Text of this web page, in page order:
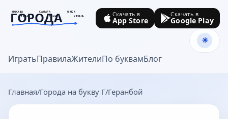
МОСКВА САМАРА
ОМСК
ТУЛА
СОЧИ КАЗАНЬ
ГОРОДА
goroda-na.ru
ИгратьПравилаЖителиПо буквамБлог
Скачать в
App Store
Скачать в
Google Play
Главная Города на букву Г Геранбой